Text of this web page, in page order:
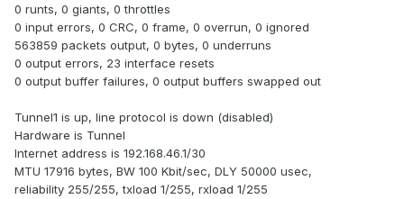
0 runts, 0 giants, 0 throttles
0 input errors, 0 CRC, 0 frame, 0 overrun, 0 ignored
563859 packets output, 0 bytes, 0 underruns
0 output errors, 23 interface resets
0 output buffer failures, 0 output buffers swapped out
Tunnel1 is up, line protocol is down (disabled)
Hardware is Tunnel
Internet address is 192.168.46.1/30
MTU 17916 bytes, BW 100 Kbit/sec, DLY 50000 usec,
reliability 255/255, txload 1/255, rxload 1/255